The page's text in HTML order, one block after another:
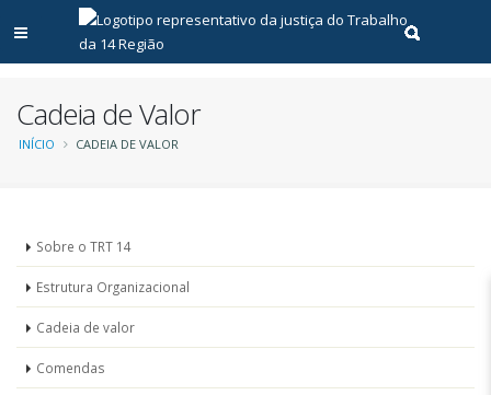
Abrir menu principal
Realizar
Cadeia de Valor
Trilha
navegação
INÍCIO CADEIA DE VALOR
Institucional
-
O
TRT
14
Sobre o TRT 14
Estrutura Organizacional
Cadeia de valor
Comendas